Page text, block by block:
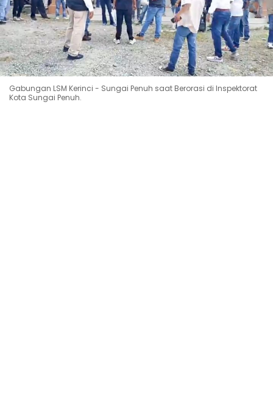
Gabungan LSM Kerinci - Sungai Penuh saat Berorasi di Inspektorat
Kota Sungai Penuh.